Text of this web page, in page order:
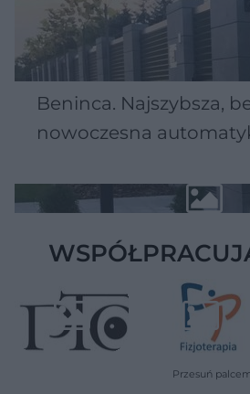
Beninca. Najszybsza,
nowoczesna